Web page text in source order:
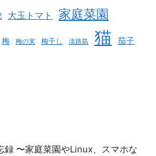
大玉トマト 家庭菜園
梅 梅の実 梅干し 淡路島 猫 茄子
〜家庭菜園やLinux、スマホな